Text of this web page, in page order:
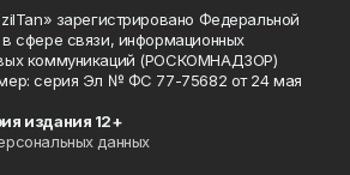
зарегистрировано Федеральной
сфере связи, информационных
коммуникаций (РОСКОМНАДЗОР)
серия Эл № ФС 77-75682 от 24 мая
издания 12+
данных